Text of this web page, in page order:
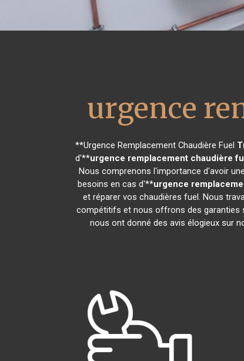
urgence
**Urgence Remplacement Chaudière Fuel
d'**urgence remplacement chaudière
Nous comprenons l'importance d'avoir
besoins en cas d'**urgence
et réparer vos chaudières fuel. Nous
compétitifs et nous offrons des garanties
nous ont donné des avis élogieux sur